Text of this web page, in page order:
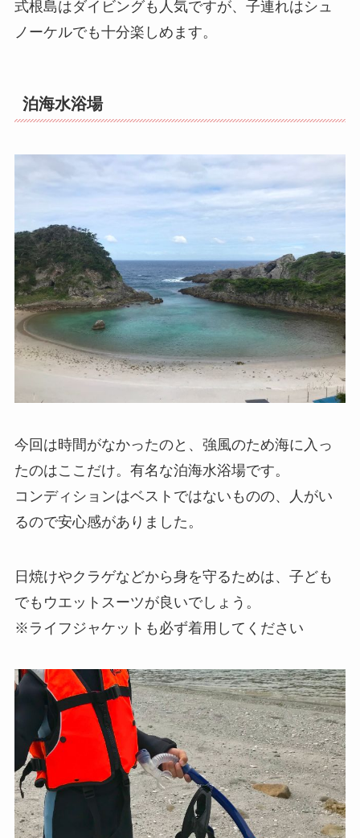
式根島はダイビングも人気ですが、子連れはシュ
ノーケルでも十分楽しめます。
泊海水浴場
今回は時間がなかったのと、強風のため海に入っ
たのはここだけ。有名な泊海水浴場です。
コンディションはベストではないものの、人がい
るので安心感がありました。
日焼けやクラゲなどから身を守るためは、子ども
でもウエットスーツが良いでしょう。
※ライフジャケットも必ず着用してください